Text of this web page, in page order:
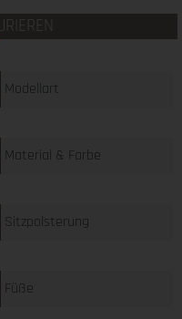
Modellart
Material & Farbe
Sitzpolsterung
Füße